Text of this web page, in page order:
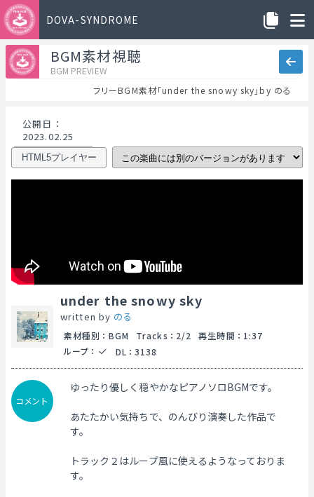
DOVA-SYNDROME
BGM素材視聴
BGM PREVIEW
フリーBGM素材「under the snowy sky」by のる
公開日 ：
2023.02.25
HTML5プレイヤー
under the snowy sky
written by のる
素材種別 ： BGM Tracks ： 2/2 再生時間 ： 1:37
ループ ： DL ： 3138
コメント
ゆったり優しく穏やかなピアノソロBGMです。
あたたかい気持ちで、のんびり演奏した作品で
す。
トラック２はループ風に使えるようなっておりま
す。